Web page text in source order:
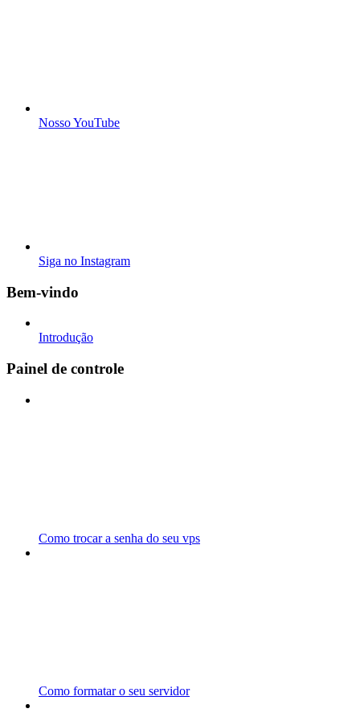
Nosso YouTube
Siga no Instagram
Bem-vindo
Introdução
Painel de controle
Como trocar a senha do seu vps
Como formatar o seu servidor